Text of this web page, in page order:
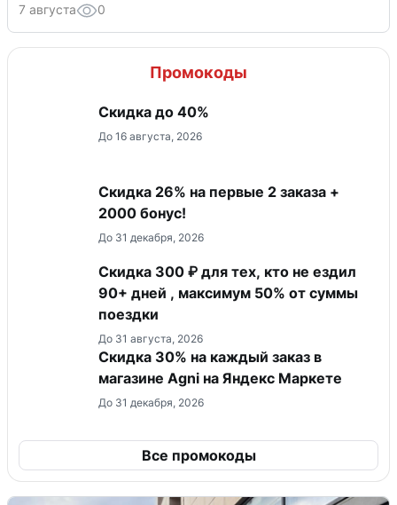
7 августа 0
Промокоды
Скидка до 40%
До 16 августа, 2026
Скидка 26% на первые 2 заказа +
2000 бонус!
До 31 декабря, 2026
Скидка 300 ₽ для тех, кто не ездил
90+ дней , максимум 50% от суммы
поездки
До 31 августа, 2026
Скидка 30% на каждый заказ в
магазине Agni на Яндекс Маркете
До 31 декабря, 2026
Все промокоды